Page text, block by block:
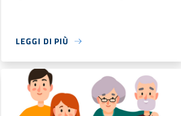
LEGGI DI PIÙ